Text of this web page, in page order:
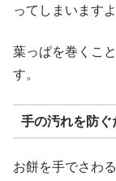
ってしまいますよ
葉っぱを巻くこ
す。
手の汚れを防ぐ
お餅を手でさわ